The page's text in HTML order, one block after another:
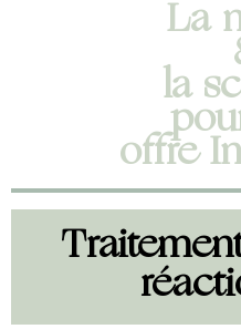
La
la
offre